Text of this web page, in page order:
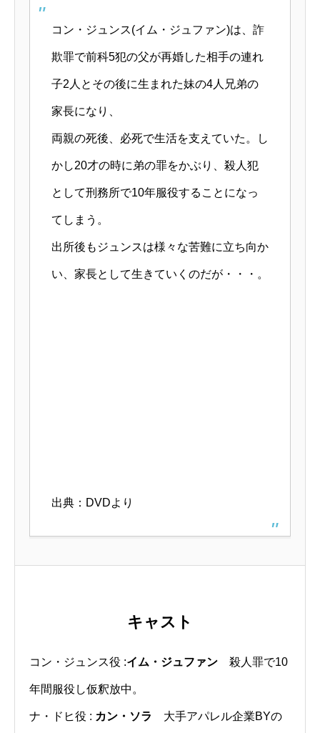
コン・ジュンス(イム・ジュファン)は、詐
欺罪で前科5犯の父が再婚した相手の連れ
子2人とその後に生まれた妹の4人兄弟の
家長になり、
両親の死後、必死で生活を支えていた。し
かし20才の時に弟の罪をかぶり、殺人犯
として刑務所で10年服役することになっ
てしまう。
出所後もジュンスは様々な苦難に立ち向か
い、家長として生きていくのだが・・・。
出典：DVDより
キャスト
コン・ジュンス役 :イム・ジュファン 殺人罪で10
年間服役し仮釈放中。
ナ・ドヒ役 : カン・ソラ 大手アパレル企業BYの